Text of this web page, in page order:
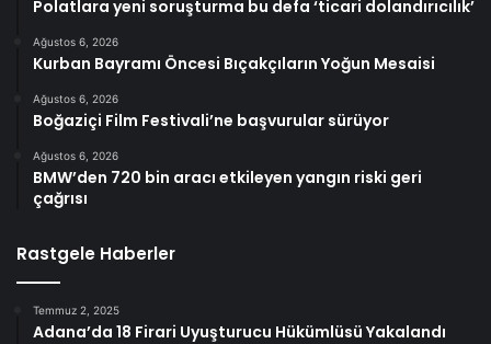
Polatlara yeni soruşturma bu defa ‘ticari dolandırıcılık’
Ağustos 6, 2026
Kurban Bayramı Öncesi Bıçakçıların Yoğun Mesaisi
Ağustos 6, 2026
Boğaziçi Film Festivali’ne başvurular sürüyor
Ağustos 6, 2026
BMW’den 720 bin aracı etkileyen yangın riski geri
çağrısı
Rastgele Haberler
Temmuz 2, 2025
Adana’da 18 Firari Uyuşturucu Hükümlüsü Yakalandı